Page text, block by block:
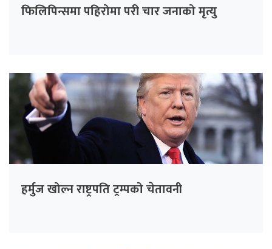
फिलिपिन्समा पहिरोमा परी चार जनाको मृत्यु
हर्मुज खोल्न राष्ट्रपति ट्रम्पको चेतावनी